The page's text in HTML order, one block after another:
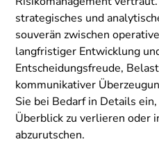
strategisches und
souverän zwischen
langfristiger Entwicklung
Entscheidungsfreude,
kommunikativer
Sie bei Bedarf in Details
Überblick zu verlieren oder
abzurutschen.